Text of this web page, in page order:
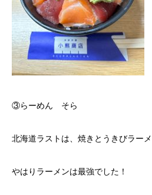
③らーめん そら
北海道ラストは、焼きとうきびラー
やはりラーメンは最強でした！